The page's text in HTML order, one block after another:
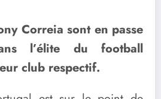
Correia sont en passe
l’élite du football
club respectif.